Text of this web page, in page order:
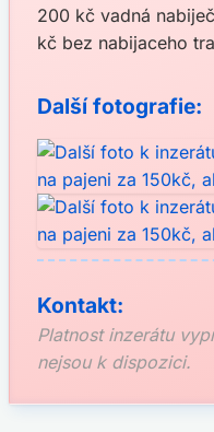
200 kč vadná
kč bez nabijaceho
Další fotografie:
Kontakt:
Platnost inzerátu
nejsou k dispozici.